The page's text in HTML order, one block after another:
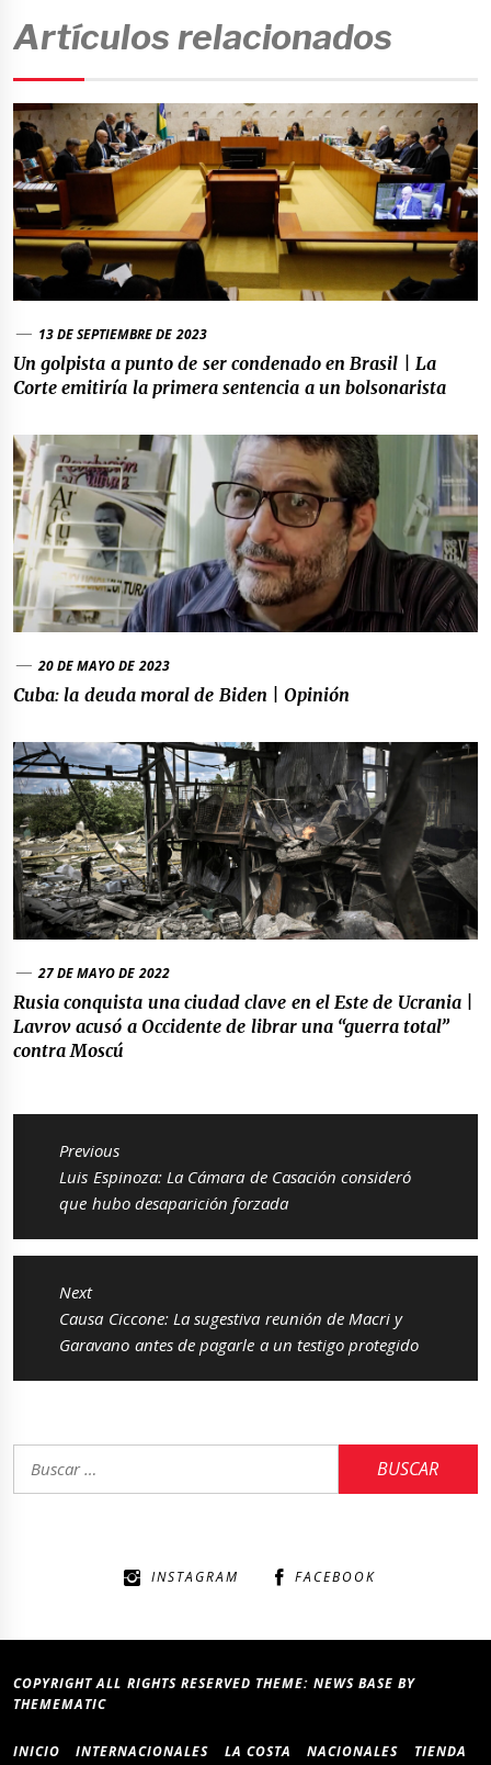
Artículos relacionados
13 DE SEPTIEMBRE DE 2023
Un golpista a punto de ser condenado en Brasil | La
Corte emitiría la primera sentencia a un bolsonarista
20 DE MAYO DE 2023
Cuba: la deuda moral de Biden | Opinión
27 DE MAYO DE 2022
Rusia conquista una ciudad clave en el Este de Ucrania |
Lavrov acusó a Occidente de librar una “guerra total”
contra Moscú
Navegación
entradas
Previous
Previous
post:
Luis Espinoza: La Cámara de Casación consideró
que hubo desaparición forzada
Next
Next
post:
Causa Ciccone: La sugestiva reunión de Macri y
Garavano antes de pagarle a un testigo protegido
INSTAGRAM FACEBOOK
COPYRIGHT ALL RIGHTS RESERVED THEME: NEWS BASEBY
THEMEMATIC
INICIO INTERNACIONALES LA COSTA NACIONALES TIENDA